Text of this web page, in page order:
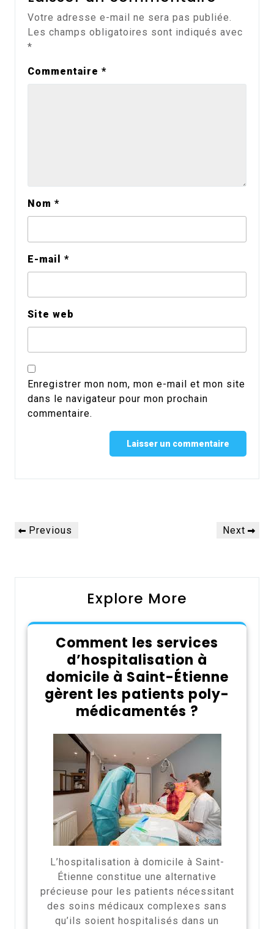
Votre adresse e-mail ne sera pas publiée.
Les champs obligatoires sont indiqués avec
*
Commentaire *
Nom *
E-mail *
Site web
Enregistrer mon nom, mon e-mail et mon site
dans le navigateur pour mon prochain
commentaire.
Navigation
dePrevious
Previous
Next
Next
Explore More
Comment les services
d’hospitalisation à
domicile à Saint-Étienne
gèrent les patients poly-
médicamentés ?
L’hospitalisation à domicile à Saint-
Étienne constitue une alternative
précieuse pour les patients nécessitant
des soins médicaux complexes sans
qu’ils soient hospitalisés dans un